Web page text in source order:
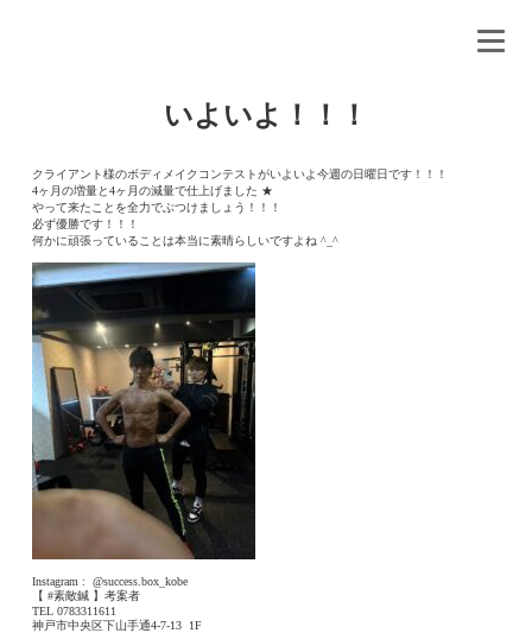
いよいよ！！！
クライアント様のボディメイクコンテストがいよいよ今週の日曜日です！！！
4ヶ月の増量と4ヶ月の減量で仕上げました ★
やって来たことを全力でぶつけましょう！！！
必ず優勝です！！！
何かに頑張っていることは本当に素晴らしいですよね ^_^
Instagram :
@success.box_kobe
【 #素敵鍼 】考案者
TEL 0783311611
神戸市中央区下山手通4-7-13
1F